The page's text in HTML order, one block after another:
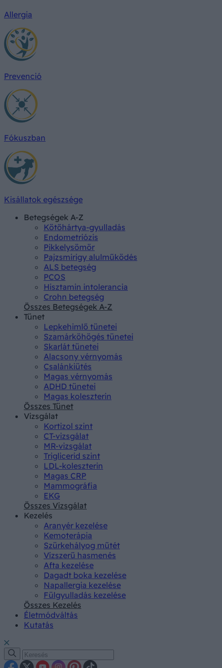
Allergia
Prevenció
Fókuszban
Kisállatok egészsége
Betegségek A-Z
Kötőhártya-gyulladás
Endometriózis
Pikkelysömör
Pajzsmirigy alulműködés
ALS betegség
PCOS
Hisztamin intolerancia
Crohn betegség
Összes Betegségek A-Z
Tünet
Lepkehimlő tünetei
Szamárköhögés tünetei
Skarlát tünetei
Alacsony vérnyomás
Csalánkiütés
Magas vérnyomás
ADHD tünetei
Magas koleszterin
Összes Tünet
Vizsgálat
Kortizol szint
CT-vizsgálat
MR-vizsgálat
Triglicerid szint
LDL-koleszterin
Magas CRP
Mammográfia
EKG
Összes Vizsgálat
Kezelés
Aranyér kezelése
Kemoterápia
Szürkehályog műtét
Vízszerű hasmenés
Afta kezelése
Dagadt boka kezelése
Napallergia kezelése
Fülgyulladás kezelése
Összes Kezelés
Életmódváltás
Kutatás